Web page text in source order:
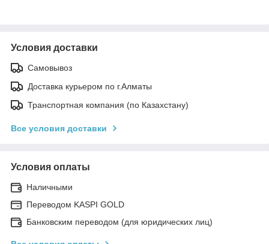
Условия доставки
Самовывоз
Доставка курьером по г.Алматы
Транспортная компания (по Казахстану)
Все условия доставки
Условия оплаты
Наличными
Переводом KASPI GOLD
Банковским переводом (для юридических лиц)